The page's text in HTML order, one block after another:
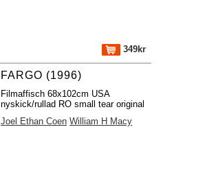
349kr
FARGO (1996)
Filmaffisch 68x102cm USA
nyskick/rullad RO small tear original
Joel Ethan Coen William H Macy